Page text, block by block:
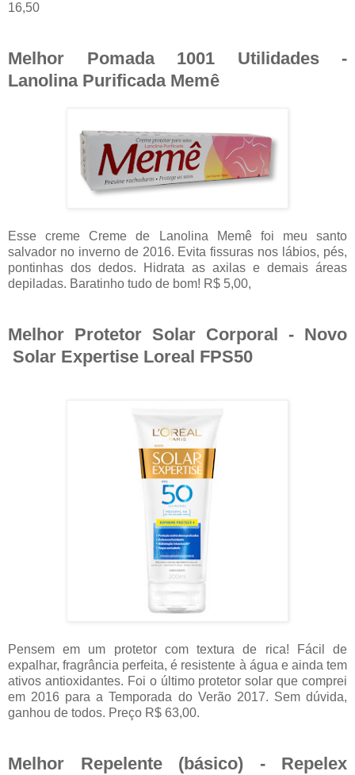
16,50
Melhor Pomada 1001 Utilidades -
Lanolina Purificada Memê
Esse creme Creme de Lanolina Memê foi meu santo
salvador no inverno de 2016. Evita fissuras nos lábios, pés,
pontinhas dos dedos. Hidrata as axilas e demais áreas
depiladas. Baratinho tudo de bom! R$ 5,00,
Melhor Protetor Solar Corporal - Novo
Solar Expertise Loreal FPS50
Pensem em um protetor com textura de rica! Fácil de
expalhar, fragrância perfeita, é resistente à água e ainda tem
ativos antioxidantes. Foi o último protetor solar que comprei
em 2016 para a Temporada do Verão 2017. Sem dúvida,
ganhou de todos. Preço R$ 63,00.
Melhor Repelente (básico) - Repelex